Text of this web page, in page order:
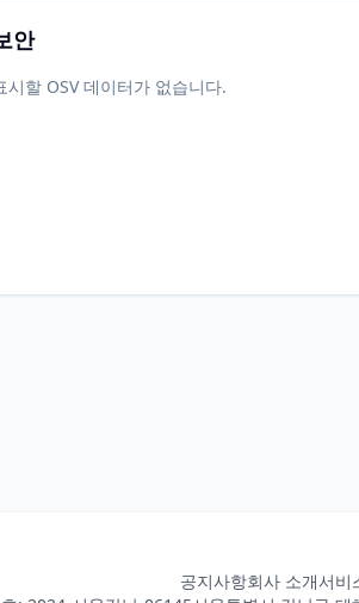
안
시할 OSV 데이터가 없습니다.
공지사항회사 소개서비